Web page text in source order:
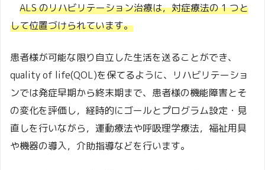
ALS のリハビリテーション治療は，対症療法の 1 つと
して位置づけられています。
患者様が可能な限り自立した生活を送ることができ、
quality of life(QOL)を保てるように、リハビリテーショ
ンでは発症早期から終末期まで、患者様の機能障害とそ
の変化を評価し，経時的にゴールとプログラム設定・見
直しを行いながら，運動療法や呼吸理学療法，福祉用具
や機器の導入，介助指導などを行います。